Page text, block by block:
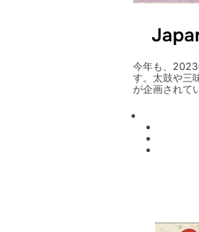
今年も、
す。太鼓や三
が企画されて